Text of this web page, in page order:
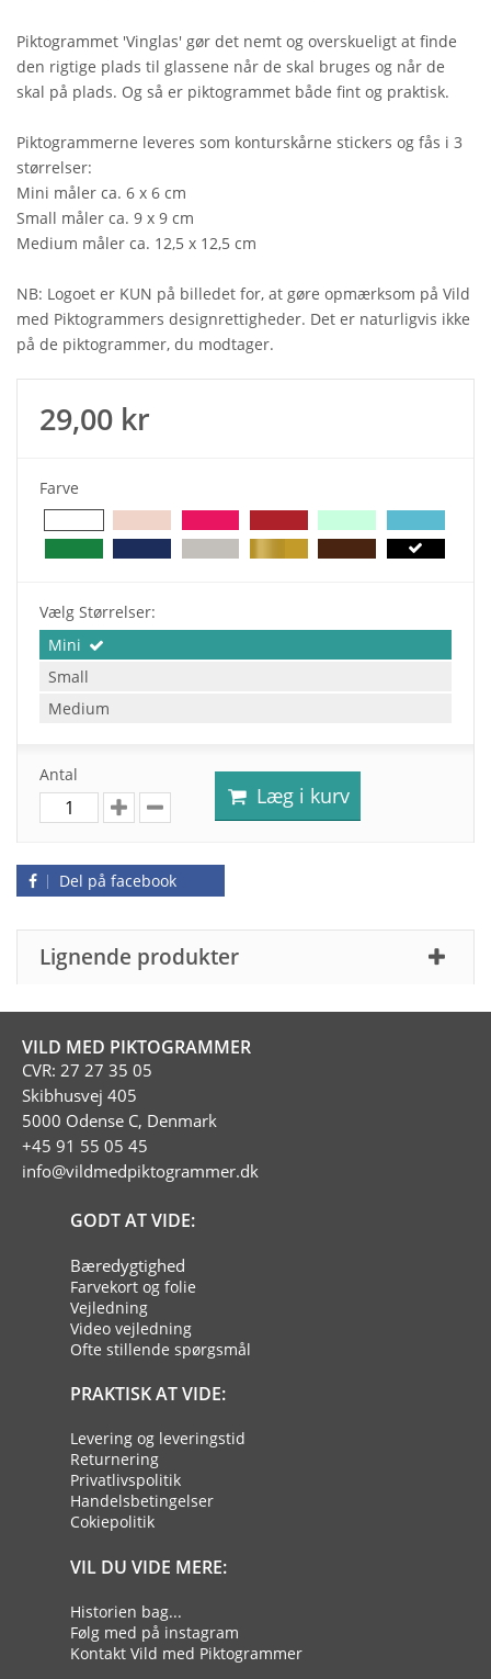
Piktogrammet 'Vinglas' gør det nemt og overskueligt at finde
den rigtige plads til glassene når de skal bruges og når de
skal på plads. Og så er piktogrammet både fint og praktisk.
Piktogrammerne leveres som konturskårne stickers og fås i 3
størrelser:
Mini måler ca. 6 x 6 cm
Small måler ca. 9 x 9 cm
Medium måler ca. 12,5 x 12,5 cm
NB: Logoet er KUN på billedet for, at gøre opmærksom på Vild
med Piktogrammers designrettigheder. Det er naturligvis ikke
på de piktogrammer, du modtager.
29,00 kr
Farve
Vælg Størrelser:
Mini
Small
Medium
Antal
Læg i kurv
Del på facebook
Lignende produkter
VILD MED PIKTOGRAMMER
CVR: 27 27 35 05
Skibhusvej 405
5000 Odense C, Denmark
+45 91 55 05 45
info@vildmedpiktogrammer.dk
GODT AT VIDE:
Bæredygtighed
Farvekort og folie
Vejledning
Video vejledning
Ofte stillende spørgsmål
PRAKTISK AT VIDE:
Levering og leveringstid
Returnering
Privatlivspolitik
Handelsbetingelser
Cokiepolitik
VIL DU VIDE MERE:
Historien bag...
Følg med på instagram
Kontakt Vild med Piktogrammer